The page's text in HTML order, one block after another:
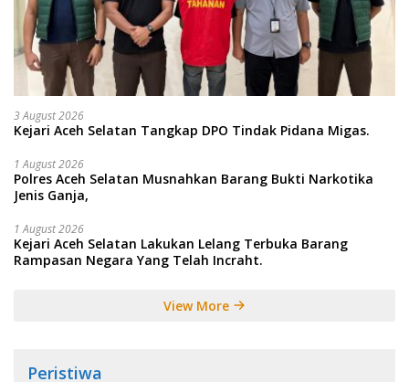
3 August 2026
Kejari Aceh Selatan Tangkap DPO Tindak Pidana Migas.
1 August 2026
Polres Aceh Selatan Musnahkan Barang Bukti Narkotika
Jenis Ganja,
1 August 2026
Kejari Aceh Selatan Lakukan Lelang Terbuka Barang
Rampasan Negara Yang Telah Incraht.
View More
Peristiwa